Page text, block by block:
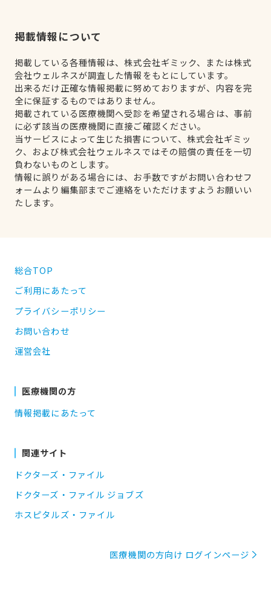
掲載情報について
掲載している各種情報は、株式会社ギミック、または株式
会社ウェルネスが調査した情報をもとにしています。
出来るだけ正確な情報掲載に努めておりますが、内容を完
全に保証するものではありません。
掲載されている医療機関へ受診を希望される場合は、事前
に必ず該当の医療機関に直接ご確認ください。
当サービスによって生じた損害について、株式会社ギミッ
ク、および株式会社ウェルネスではその賠償の責任を一切
負わないものとします。
情報に誤りがある場合には、お手数ですがお問い合わせフ
ォームより編集部までご連絡をいただけますようお願いい
たします。
総合TOP
ご利用にあたって
プライバシーポリシー
お問い合わせ
運営会社
医療機関の方
情報掲載にあたって
関連サイト
ドクターズ・ファイル
ドクターズ・ファイル ジョブズ
ホスピタルズ・ファイル
医療機関の方向け ログインページ